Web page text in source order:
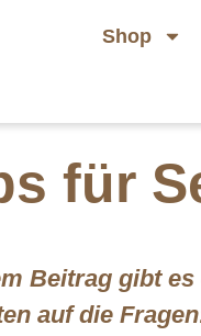
Shop
für
Beitrag gibt
auf die